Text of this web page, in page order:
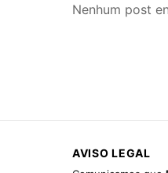
Nenhum post
AVISO LEGAL